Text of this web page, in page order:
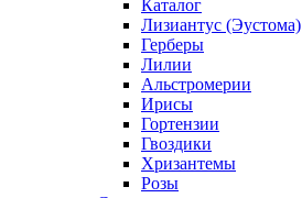
Каталог
Лизиантус (Эустома)
Герберы
Лилии
Альстромерии
Ирисы
Гортензии
Гвоздики
Хризантемы
Розы